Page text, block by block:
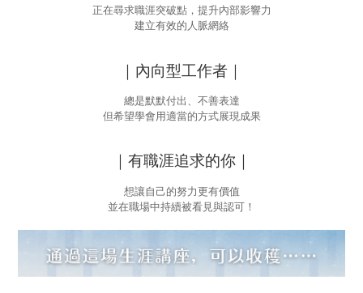
正在尋求職涯突破點，提升內部影響力
建立有效的人脈網絡
｜內向型工作者｜
總是默默付出、不善表達
但希望學會用適當的方式展現成果
｜有職涯追求的你｜
想讓自己的努力更有價值
並在職場中持續被看見與認可！